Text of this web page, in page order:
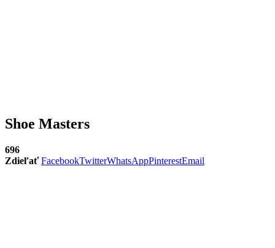
Shoe Masters
696
Zdieľať FacebookTwitterWhatsAppPinterestEmail